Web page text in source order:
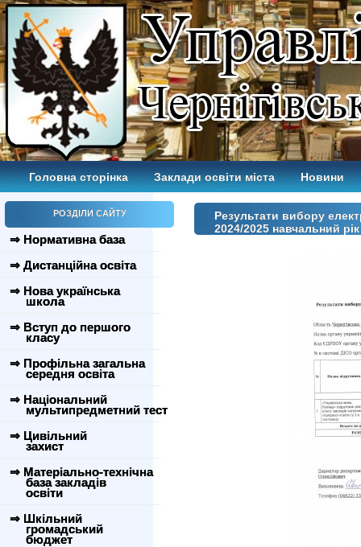
Головна сторінка Заклади освіти міста Новини
РОЗДІЛИ САЙТУ
⇒ Нормативна база
⇒ Дистанційна освіта
⇒ Нова українська
школа
⇒ Вступ до першого
класу
⇒ Профільна загальна
середня освіта
⇒ Національний
мультипредметний тест
⇒ Цивільний
захист
⇒ Матеріально-технічна
база закладів
освіти
⇒ Шкільний
громадський
бюджет
Результати вибору
2024/2025 навчальний рік